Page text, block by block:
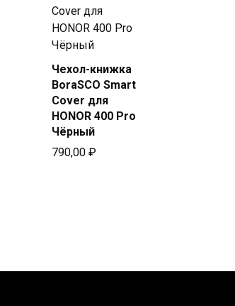
Купить
в Beeline
Чехол-книжка
BoraSCO Smart
Cover для
HONOR 400 Pro
Чёрный
790,00 ₽